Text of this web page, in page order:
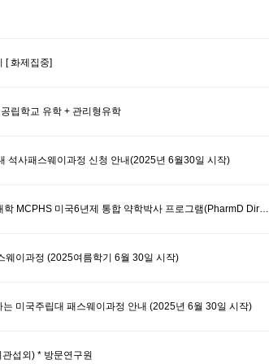
[ 화제집중]
립학교 유학 + 관리형유학
석사패스웨이과정 신청 안내(2025년 6월30일 시작)
학 MCPHS 미국6년제 통합 약학박사 프로그램(PharmD Dir…
웨이과정 (2025여름학기 6월 30일 시작)
미국주립대 패스웨이과정 안내 (2025년 6월 30일 시작)
섭외) * 방문연구원